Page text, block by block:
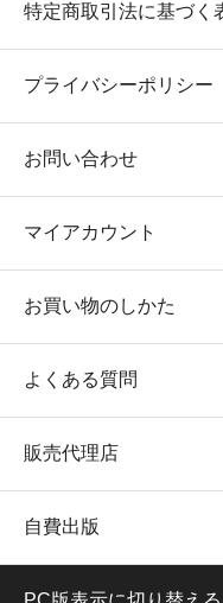
特定商取引法に基づく
プライバシーポリシー
お問い合わせ
マイアカウント
お買い物のしかた
よくある質問
販売代理店
自費出版